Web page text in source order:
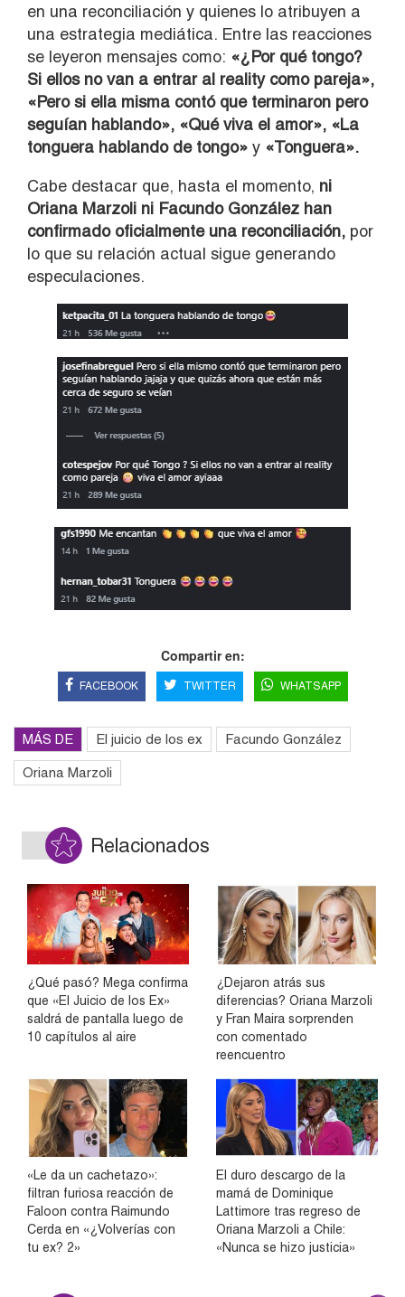
en una reconciliación y quienes lo atribuyen a
una estrategia mediática. Entre las reacciones
se leyeron mensajes como: «¿Por qué tongo?
Si ellos no van a entrar al reality como pareja»,
«Pero si ella misma contó que terminaron pero
seguían hablando», «Qué viva el amor», «La
tonguera hablando de tongo» y «Tonguera».
Cabe destacar que, hasta el momento, ni
Oriana Marzoli ni Facundo González han
confirmado oficialmente una reconciliación, por
lo que su relación actual sigue generando
especulaciones.
Compartir en:
FACEBOOK TWITTER WHATSAPP
MÁS DE El juicio de los ex Facundo González
Oriana Marzoli
Relacionados
¿Qué pasó? Mega confirma
que «El Juicio de los Ex»
saldrá de pantalla luego de
10 capítulos al aire
¿Dejaron atrás sus
diferencias? Oriana Marzoli
y Fran Maira sorprenden
con comentado
reencuentro
«Le da un cachetazo»:
filtran furiosa reacción de
Faloon contra Raimundo
Cerda en «¿Volverías con
tu ex? 2»
El duro descargo de la
mamá de Dominique
Lattimore tras regreso de
Oriana Marzoli a Chile:
«Nunca se hizo justicia»